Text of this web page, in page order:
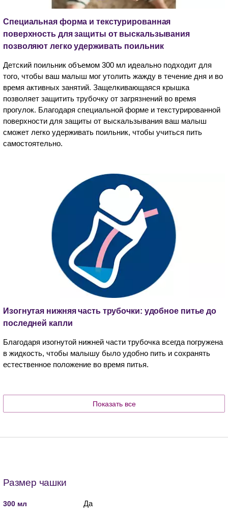
Специальная форма и текстурированная
поверхность для защиты от выскальзывания
позволяют легко удерживать поильник
Детский поильник объемом 300 мл идеально подходит для
того, чтобы ваш малыш мог утолить жажду в течение дня и во
время активных занятий. Защелкивающаяся крышка
позволяет защитить трубочку от загрязнений во время
прогулок. Благодаря специальной форме и текстурированной
поверхности для защиты от выскальзывания ваш малыш
сможет легко удерживать поильник, чтобы учиться пить
самостоятельно.
Изогнутая нижняя часть трубочки: удобное питье до
последней капли
Благодаря изогнутой нижней части трубочка всегда погружена
в жидкость, чтобы малышу было удобно пить и сохранять
естественное положение во время питья.
Показать все
Размер чашки
300 мл Да